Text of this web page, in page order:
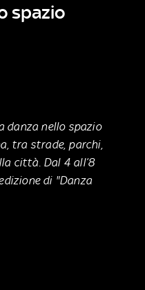
spazio
danza nello spazio
tra strade, parchi,
città. Dal 4 all’8
di "Danza